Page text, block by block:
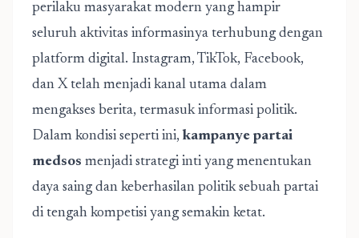
perilaku masyarakat modern yang hampir
seluruh aktivitas informasinya terhubung dengan
platform digital. Instagram, TikTok, Facebook,
dan X telah menjadi kanal utama dalam
mengakses berita, termasuk informasi politik.
Dalam kondisi seperti ini, kampanye partai
medsos menjadi strategi inti yang menentukan
daya saing dan keberhasilan politik sebuah partai
di tengah kompetisi yang semakin ketat.